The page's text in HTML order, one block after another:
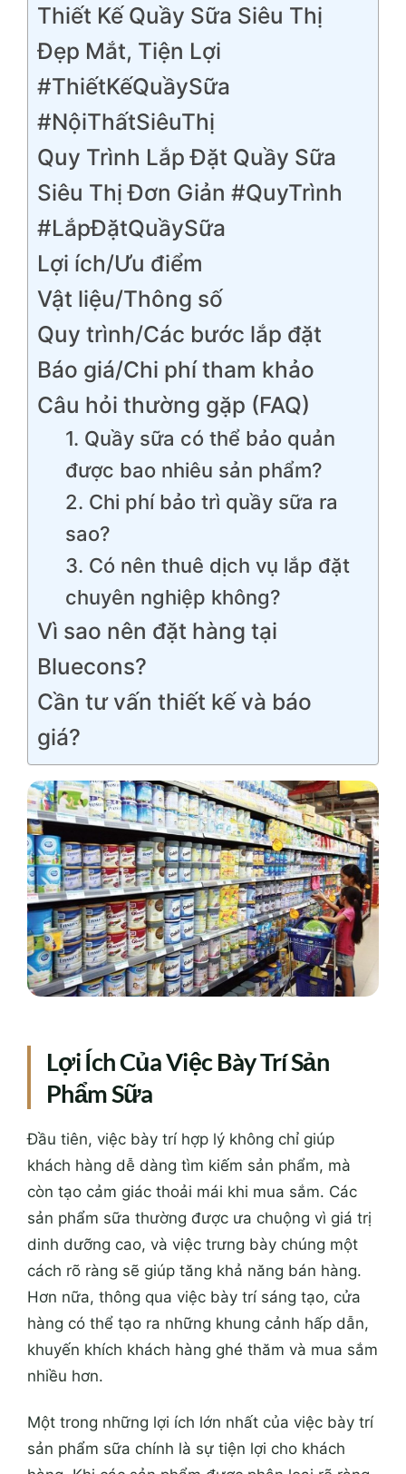
Thiết Kế Quầy Sữa Siêu Thị
Đẹp Mắt, Tiện Lợi
#ThiếtKếQuầySữa
#NộiThấtSiêuThị
Quy Trình Lắp Đặt Quầy Sữa
Siêu Thị Đơn Giản #QuyTrình
#LắpĐặtQuầySữa
Lợi ích/Ưu điểm
Vật liệu/Thông số
Quy trình/Các bước lắp đặt
Báo giá/Chi phí tham khảo
Câu hỏi thường gặp (FAQ)
1. Quầy sữa có thể bảo quản
được bao nhiêu sản phẩm?
2. Chi phí bảo trì quầy sữa ra
sao?
3. Có nên thuê dịch vụ lắp đặt
chuyên nghiệp không?
Vì sao nên đặt hàng tại
Bluecons?
Cần tư vấn thiết kế và báo
giá?
Lợi Ích Của Việc Bày Trí Sản
Phẩm Sữa
Đầu tiên, việc bày trí hợp lý không chỉ giúp
khách hàng dễ dàng tìm kiếm sản phẩm, mà
còn tạo cảm giác thoải mái khi mua sắm. Các
sản phẩm sữa thường được ưa chuộng vì giá trị
dinh dưỡng cao, và việc trưng bày chúng một
cách rõ ràng sẽ giúp tăng khả năng bán hàng.
Hơn nữa, thông qua việc bày trí sáng tạo, cửa
hàng có thể tạo ra những khung cảnh hấp dẫn,
khuyến khích khách hàng ghé thăm và mua sắm
nhiều hơn.
Một trong những lợi ích lớn nhất của việc bày trí
sản phẩm sữa chính là sự tiện lợi cho khách